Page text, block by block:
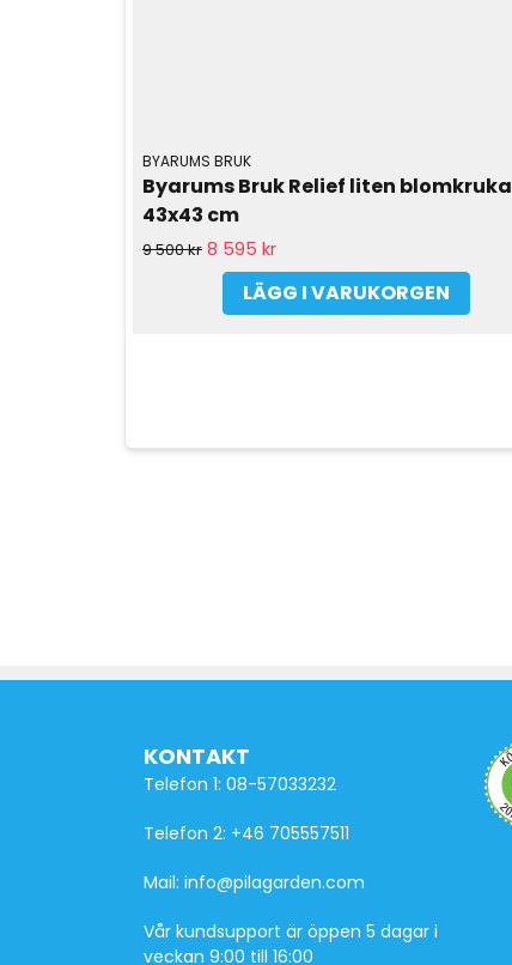
BYARUMS BRUK
Byarums Bruk Relief liten blomkruka
43x43 cm
9 500 kr 8 595 kr
LÄGG I VARUKORGEN
KONTAKT
Telefon 1: 08-57033232
Telefon 2: +46 705557511
Mail: info@pilagarden.com
Vår kundsupport är öppen 5 dagar i
veckan 9:00 till 16:00